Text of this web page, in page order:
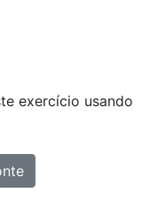
exercício usando